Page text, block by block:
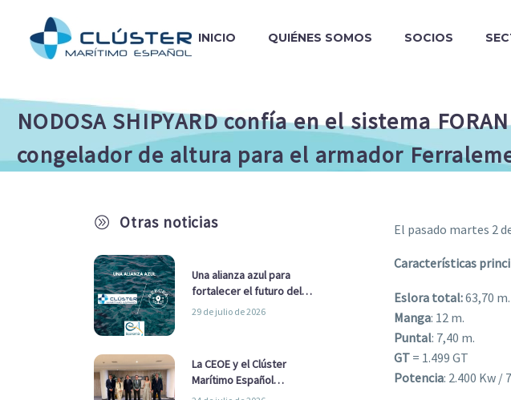
INICIO QUIÉNES SOMOS SOCIOS
NODOSA SHIPYARD confía en el sistema
congelador de altura para el armador
A Otras noticias
Una alianza azul para
fortalecer el futuro del
sector marítimo
29 de julio de 2026
La CEOE y el Clúster
Marítimo Español
refuerzan su alianza para
El pasado martes 2
Características
Eslora total:63,70 m.
Manga: 12 m.
Puntal: 7,40 m.
GT = 1.499 GT
Potencia: 2.400 Kw /